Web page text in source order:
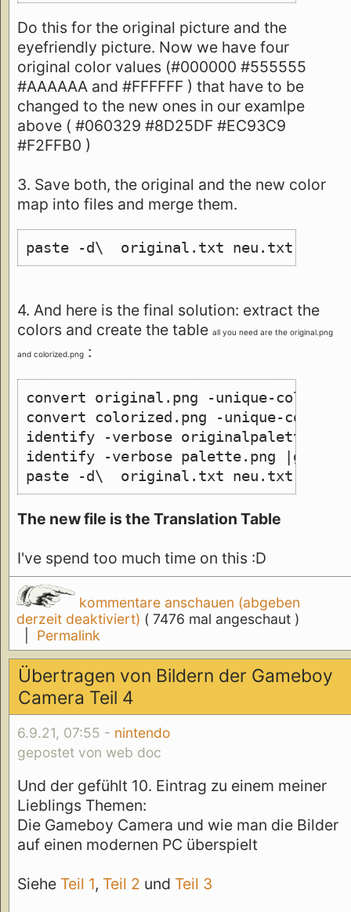
Do this for the original picture and the
eyefriendly picture. Now we have four
original color values (#000000 #555555
#AAAAAA and #FFFFFF ) that have to be
changed to the new ones in our examlpe
above ( #060329 #8D25DF #EC93C9
#F2FFB0 )
3. Save both, the original and the new color
map into files and merge them.
paste -d\  original.txt neu.txt
4. And here is the final solution: extract the
colors and create the table all you need are the original.png
and colorized.png :
convert original.png -unique-colors -
convert colorized.png -unique-colors
identify -verbose
identify -verbose palette.png
paste -d\  original.txt neu.txt
The new file is the Translation Table
I've spend too much time on this :D
kommentare anschauen (abgeben
derzeit deaktiviert) ( 7476 mal angeschaut )
Permalink
Übertragen von Bildern der Gameboy
Camera Teil 4
6.9.21, 07:55 - nintendo
gepostet von web doc
Und der gefühlt 10. Eintrag zu einem meiner
Lieblings Themen:
Die Gameboy Camera und wie man die Bilder
auf einen modernen PC überspielt
Siehe Teil 1, Teil 2 und Teil 3